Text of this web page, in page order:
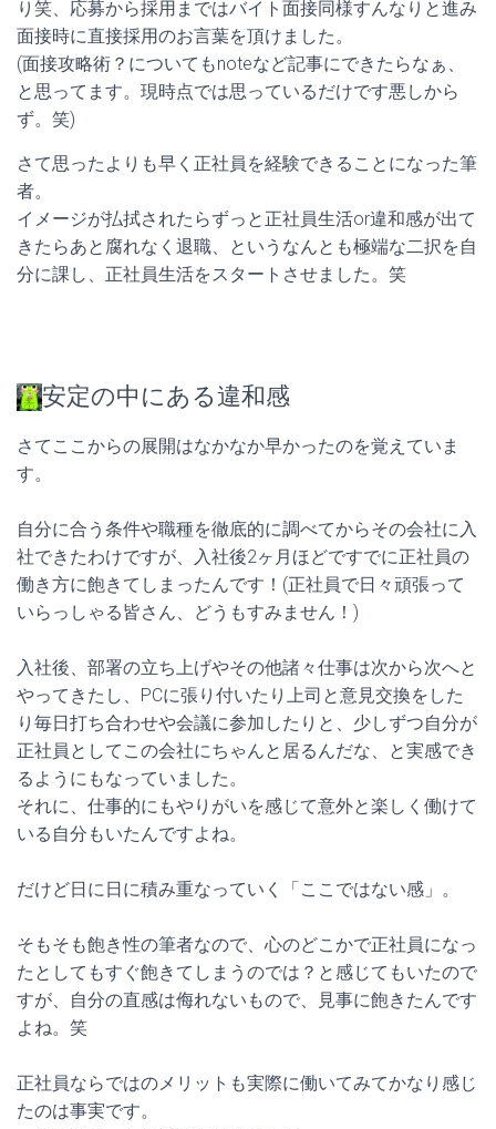
り笑、応募から採用まではバイト面接同様すんなりと進み
面接時に直接採用のお言葉を頂けました。
(面接攻略術？についてもnoteなど記事にできたらなぁ、
と思ってます。現時点では思っているだけです悪しから
ず。笑)
さて思ったよりも早く正社員を経験できることになった筆
者。
イメージが払拭されたらずっと正社員生活or違和感が出て
きたらあと腐れなく退職、というなんとも極端な二択を自
分に課し、正社員生活をスタートさせました。笑
安定の中にある違和感
さてここからの展開はなかなか早かったのを覚えていま
す。
自分に合う条件や職種を徹底的に調べてからその会社に入
社できたわけですが、入社後2ヶ月ほどですでに正社員の
働き方に飽きてしまったんです！(正社員で日々頑張って
いらっしゃる皆さん、どうもすみません！)
入社後、部署の立ち上げやその他諸々仕事は次から次へと
やってきたし、PCに張り付いたり上司と意見交換をした
り毎日打ち合わせや会議に参加したりと、少しずつ自分が
正社員としてこの会社にちゃんと居るんだな、と実感でき
るようにもなっていました。
それに、仕事的にもやりがいを感じて意外と楽しく働けて
いる自分もいたんですよね。
だけど日に日に積み重なっていく「ここではない感」。
そもそも飽き性の筆者なので、心のどこかで正社員になっ
たとしてもすぐ飽きてしまうのでは？と感じてもいたので
すが、自分の直感は侮れないもので、見事に飽きたんです
よね。笑
正社員ならではのメリットも実際に働いてみてかなり感じ
たのは事実です。